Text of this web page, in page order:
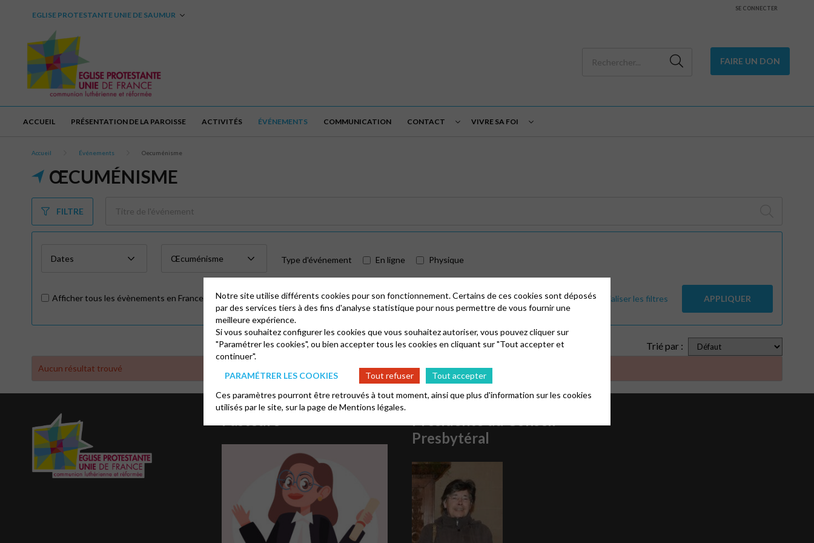
EGLISE PROTESTANTE UNIE DE SAUMUR
SE CONNECTER
FAIRE UN DON
ACCUEIL PRÉSENTATION DE LA PAROISSE ACTIVITÉS ÉVÉNEMENTS COMMUNICATION CONTACT VIVRE SA FOI
Accueil Événements Oecuménisme
ŒCUMÉNISME
FILTRE
Type d'événement En ligne Physique
Afficher tous les évènements en France Réinitialiser les filtres APPLIQUER
Trié par :
Aucun résultat trouvé
Presbytéral
Notre site utilise différents cookies pour son fonctionnement. Certains de ces cookies sont déposés
par des services tiers à des fins d'analyse statistique pour nous permettre de vous fournir une
meilleure expérience.
Si vous souhaitez configurer les cookies que vous souhaitez autoriser, vous pouvez cliquer sur
"Paramétrer les cookies", ou bien accepter tous les cookies en cliquant sur "Tout accepter et
continuer".
PARAMÉTRER LES COOKIES
Tout refuser
Tout accepter
Ces paramètres pourront être retrouvés à tout moment, ainsi que plus d'information sur les cookies
utilisés par le site, sur la page deMentions légales.